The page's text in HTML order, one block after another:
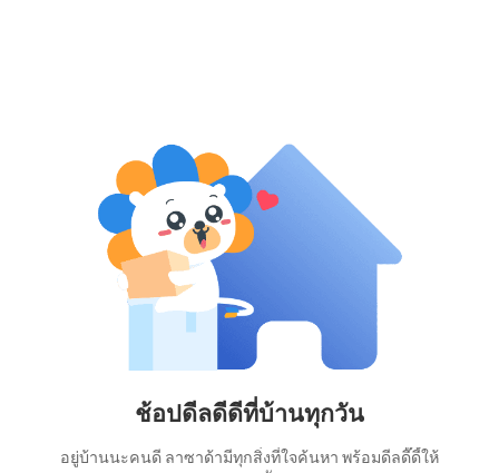
ช้อปดีลดีดีที่บ้านทุกวัน
อยู่บ้านนะคนดี ลาซาด้ามีทุกสิ่งที่ใจค้นหา พร้อมดีลดี๊ดี้ให้